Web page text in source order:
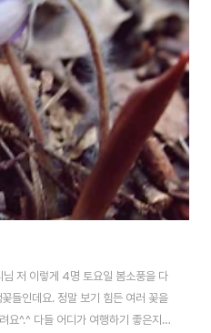
요일정 : 언제나 봄날 숙박-저녁 식사
수초, 야생화 군락지 트레킹(약 2시
저 이렇게 4명 토요일 봄소풍을 다
들인데요. 정말 보기 힘든 여러 꽃을
요^.^ 다들 어디가 여행하기 좋은지..